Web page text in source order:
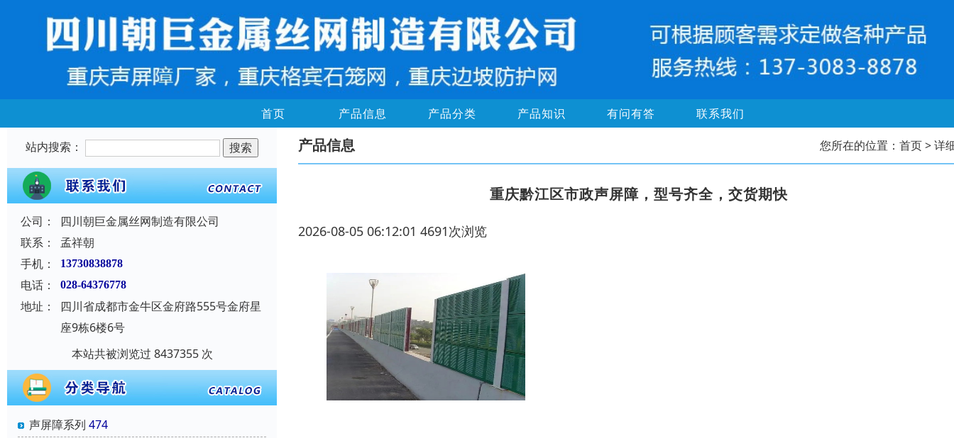
首页 产品信息 产品分类 产品知识 有问有答 联系我们
站内搜索：
公司：
四川朝巨金属丝网制造有限公司
联系：
孟祥朝
手机：
13730838878
电话： 028-64376778
地址：
四川省成都市金牛区金府路555号金府星
座9栋6楼6号
本站共被浏览过 8437355 次
声屏障系列 474
产品信息 您所在的位置： 首页> 详
重庆黔江区市政声屏障，型号齐全，交货期快
2026-08-05 06:12:01 4691次浏览